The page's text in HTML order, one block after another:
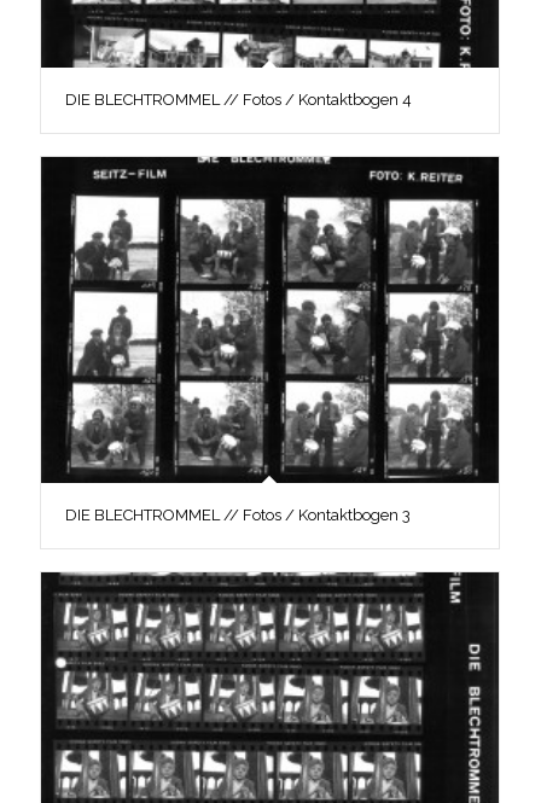
DIE BLECHTROMMEL // Fotos / Kontaktbogen 4
DIE BLECHTROMMEL // Fotos / Kontaktbogen 3